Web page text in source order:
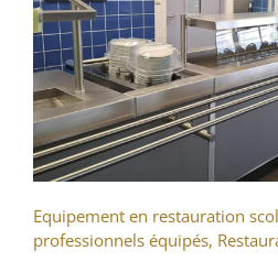
Equipement en restauration
professionnels équipés,